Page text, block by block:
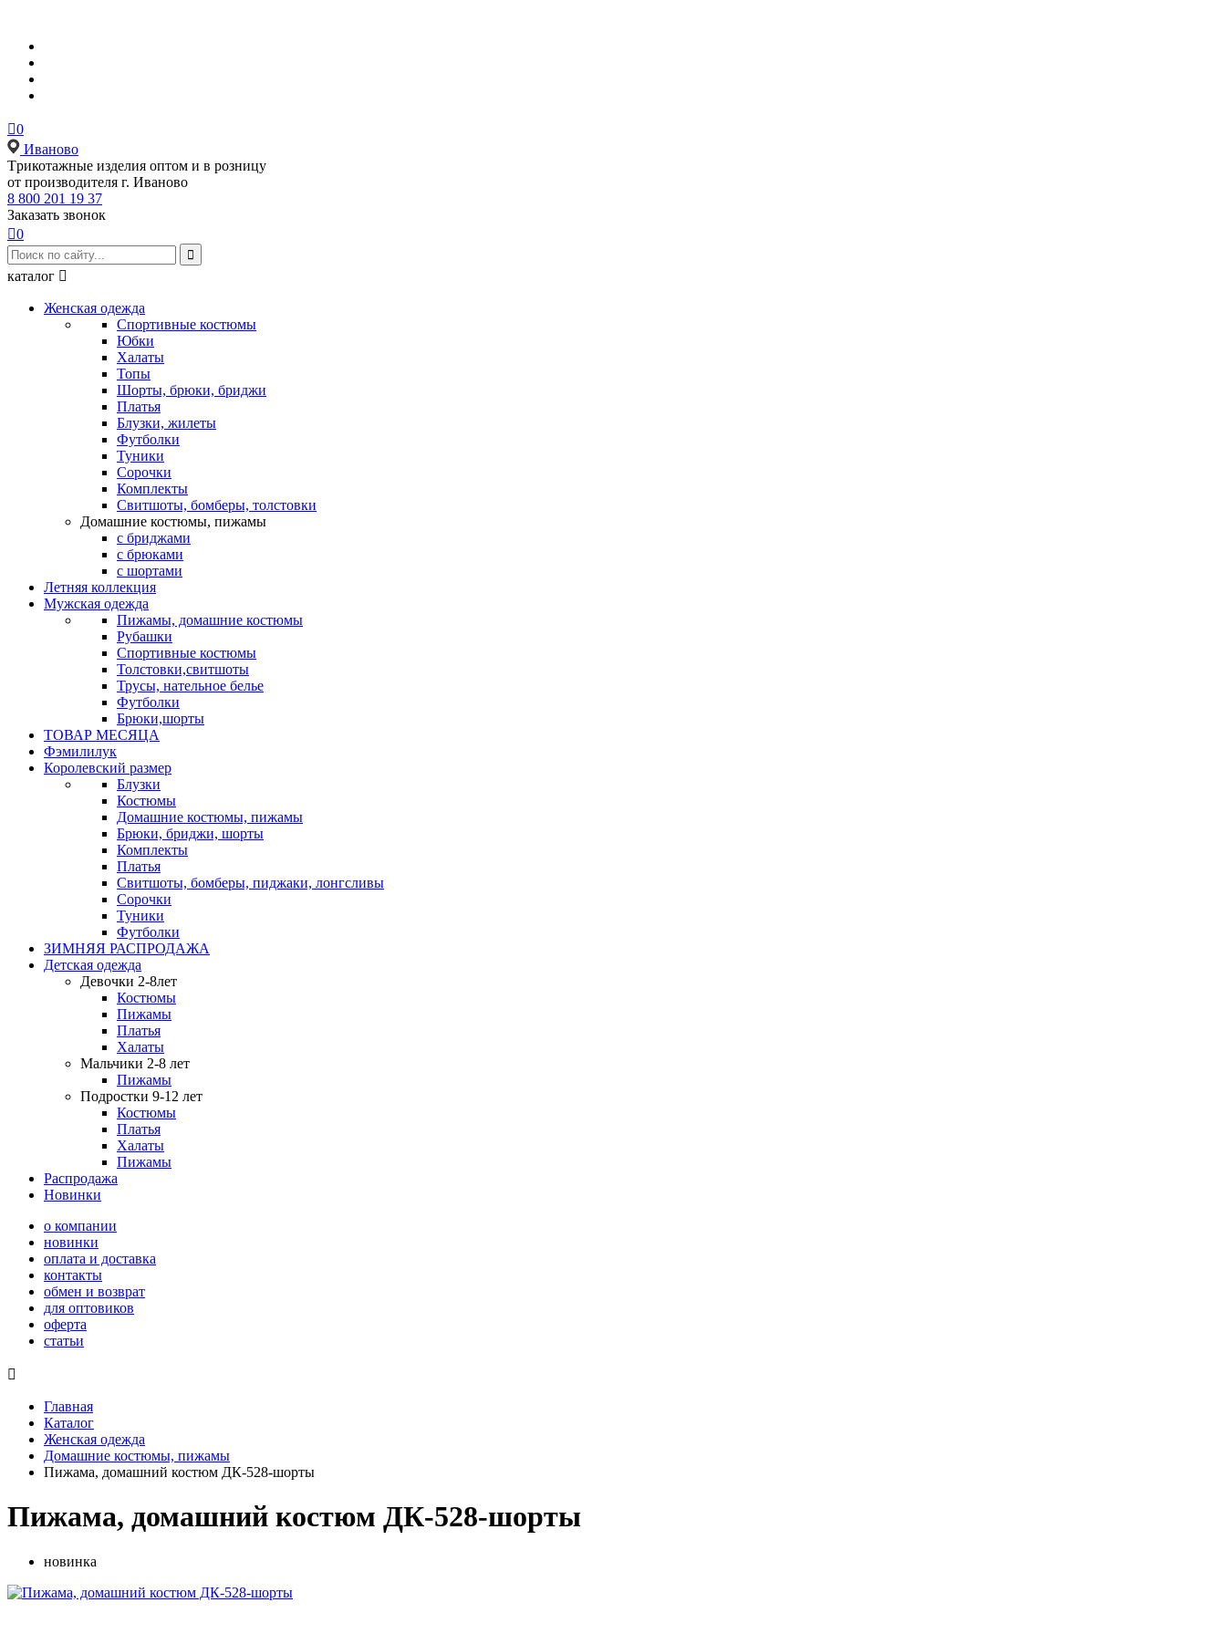
0
Иваново
Tрикотажные изделия оптом и в розницу
от производителя г. Иваново
8 800 201 19 37
Заказать звонок
0

каталог 
Женская одежда
Спортивные костюмы
Юбки
Халаты
Топы
Шорты, брюки, бриджи
Платья
Блузки, жилеты
Футболки
Туники
Сорочки
Комплекты
Свитшоты, бомберы, толстовки
Домашние костюмы, пижамы
с бриджами
с брюками
с шортами
Летняя коллекция
Мужская одежда
Пижамы, домашние костюмы
Рубашки
Спортивные костюмы
Толстовки,свитшоты
Трусы, нательное белье
Футболки
Брюки,шорты
ТОВАР МЕСЯЦА
Фэмилилук
Королевский размер
Блузки
Костюмы
Домашние костюмы, пижамы
Брюки, бриджи, шорты
Комплекты
Платья
Свитшоты, бомберы, пиджаки, лонгсливы
Сорочки
Туники
Футболки
ЗИМНЯЯ РАСПРОДАЖА
Детская одежда
Девочки 2-8лет
Костюмы
Пижамы
Платья
Халаты
Мальчики 2-8 лет
Пижамы
Подростки 9-12 лет
Костюмы
Платья
Халаты
Пижамы
Распродажа
Новинки
о компании
новинки
оплата и доставка
контакты
обмен и возврат
для оптовиков
оферта
статьи

Главная
Каталог
Женская одежда
Домашние костюмы, пижамы
Пижама, домашний костюм ДК-528-шорты
Пижама, домашний костюм ДК-528-шорты
новинка